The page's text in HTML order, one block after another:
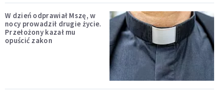
W dzień odprawiał Mszę, w
nocy prowadził drugie życie.
Przełożony kazał mu
opuścić zakon